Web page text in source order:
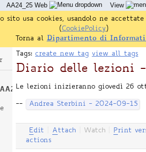
Tags: create new tag view all tags
Diario delle lezioni
Le lezioni inizieranno giovedì 26
-- Andrea Sterbini - 2024-09-15
Edit Attach Watch Print
actions
AA24_25 Web View
sito usa cookies, usandolo ne accettate
(CookiePolicy )
Torna al
Dipartimento di